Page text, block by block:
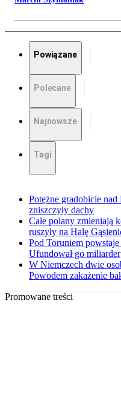
Powiązane
Polecane
Najnowsze
Tagi
Potężne gradobicie
zniszczyły dachy
Całe polany zmieniają
ruszyły na Halę
Pod Toruniem
Ufundował go miliarder
W Niemczech dwie
Powodem zakażenie
Promowane treści